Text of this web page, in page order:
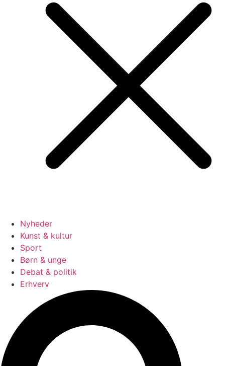
Nyheder
Kunst & kultur
Sport
Børn & unge
Debat & politik
Erhverv